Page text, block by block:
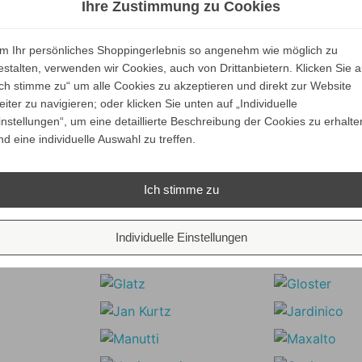
Preis
Ihr Spar-Preis
Preise inkl. ges. MwSt.
versandkostenfrei
quadratisch
ALLE VARIANTEN
ZEIGEN
Preis
Ihr Spar-Preis
Preise inkl. ges.
absolut
Ethnicraft Tablett L
ALLE VARIANTEN
ZEIGEN
Ihre Zustimmung zu Cookies
Ihr persönliches Shoppingerlebnis so angenehm wie möglich zu
verwenden wir Cookies, auch von Drittanbietern. Klicken Sie
stimme zu“ um alle Cookies zu akzeptieren und direkt zur Website
zu navigieren; oder klicken Sie unten auf „Individuelle
um eine detaillierte Beschreibung der Cookies zu
eine individuelle Auswahl zu treffen.
Ich stimme zu
Individuelle Einstellungen